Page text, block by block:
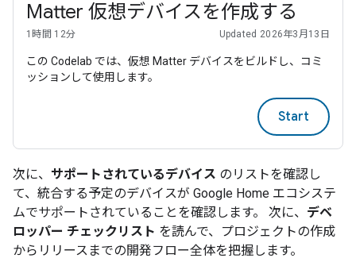
Matter 仮想デバイスを作成する
1時間 12分 Updated 2026年3月13日
この Codelab では、仮想 Matter デバイスをビルドし、コミ
ッションして使用します。
Start
次に、 サポートされているデバイス のリストを確認し
て、統合する予定のデバイスが Google Home エコシステ
ムでサポートされていることを確認します。 次に、 デベ
ロッパー チェックリスト を読んで、プロジェクトの作成
からリリースまでの開発フロー全体を把握します。